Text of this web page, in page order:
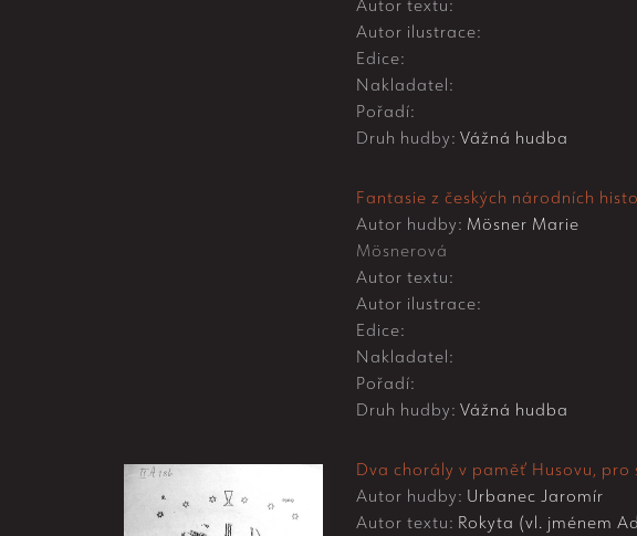
Autor textu:
Autor ilustrace:
Edice:
Nakladatel:
Pořadí:
Druh hudby: Vážná hudba
Fantasie z českých národních
Autor hudby: Mösner Marie
Mösnerová
Autor textu:
Autor ilustrace:
Edice:
Nakladatel:
Pořadí:
Druh hudby: Vážná hudba
Dva chorály v paměť Husovu,
Autor hudby: Urbanec Jaromír
Autor textu: Rokyta (vl. jménem